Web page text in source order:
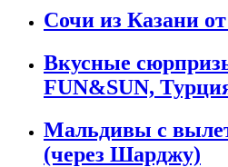
Сочи из Казани
Вкусные
FUN&SUN,
Мальдивы с
(через Шарджу)